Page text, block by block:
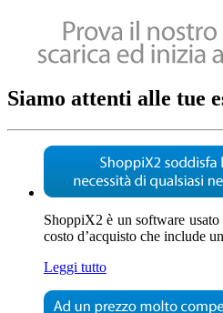
Siamo attenti alle tue
ShoppiX2 è un software
costo d’acquisto che include
Leggi tutto